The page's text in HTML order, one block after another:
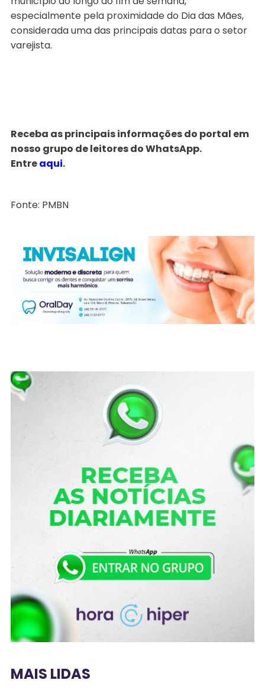
especialmente pela proximidade do Dia das Mães,
considerada uma das principais datas para o setor
varejista.
Receba as principais informações do portal em
nosso grupo de leitores do WhatsApp.
Entreaqui.
Fonte: PMBN
MAIS LIDAS